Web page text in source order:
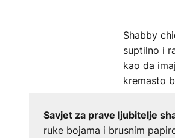
Shabby
suptilno i
kao da
kremasto
Savjet za prave ljubitelje
ruke bojama i brusnim